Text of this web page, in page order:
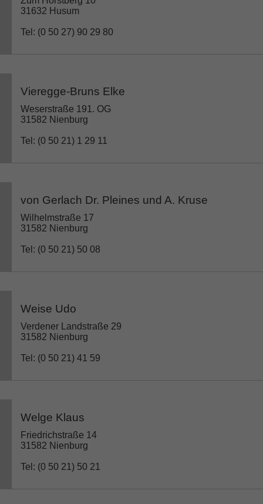
31632 Husum
Tel: (0 50 27) 90 29 80
Vieregge-Bruns Elke
Weserstraße 191. OG
31582 Nienburg
Tel: (0 50 21) 1 29 11
von Gerlach Dr. Pleines und A. Kruse
Wilhelmstraße 17
31582 Nienburg
Tel: (0 50 21) 50 08
Weise Udo
Verdener Landstraße 29
31582 Nienburg
Tel: (0 50 21) 41 59
Welge Klaus
Friedrichstraße 14
31582 Nienburg
Tel: (0 50 21) 50 21